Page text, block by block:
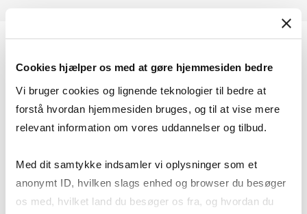
Cookies hjælper os med at gøre hjemmesiden bedre
Vi bruger cookies og lignende teknologier til bedre at
forstå hvordan hjemmesiden bruges, og til at vise mere
relevant information om vores uddannelser og tilbud.
Med dit samtykke indsamler vi oplysninger som et
anonymt ID, hvilken slags enhed og browser du besøger
os med, hvilket land du besøger os fra, og hvordan du
EUR-Lex
EUs juridiske database med adgang til gældende
lovgivning, EU-tidende, traktater, internationale
aftaler, retspraksis mv.
Adgang: Fri adgang
Open resource Mere info EUR-Lex